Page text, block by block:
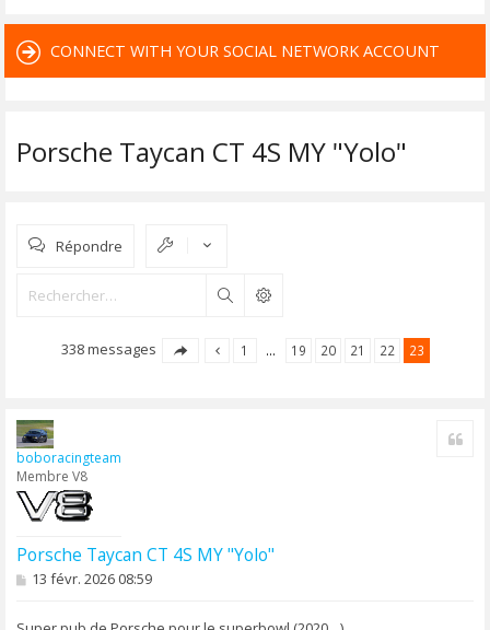
CONNECT WITH YOUR SOCIAL NETWORK ACCOUNT
Porsche Taycan CT 4S MY "Yolo"
Répondre
Rechercher
338 messages 1 … 19 20 21 22 23
boboracingteam
Membre V8
Porsche Taycan CT 4S MY "Yolo"
M13 févr. 2026 08:59